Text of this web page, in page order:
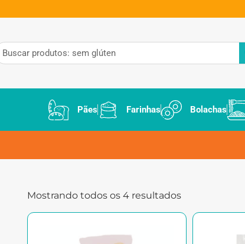
Pães Farinhas Bolachas
Mostrando todos os 4 resultados